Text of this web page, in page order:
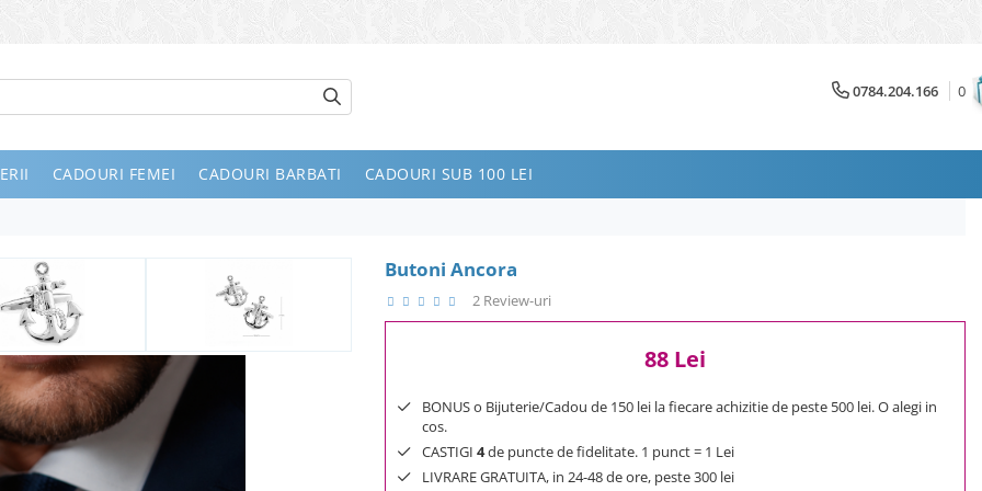
0784.204.166 0
CADOURI FEMEI CADOURI BARBATI CADOURI SUB 100 LEI
Butoni Ancora
2 Review-uri
88 Lei
BONUS o Bijuterie/Cadou de 150 lei la fiecare achizitie de peste 500 lei. O alegi in
cos.
CASTIGI 4de puncte de fidelitate. 1 punct = 1 Lei
LIVRARE GRATUITA, in 24-48 de ore, peste 300 lei